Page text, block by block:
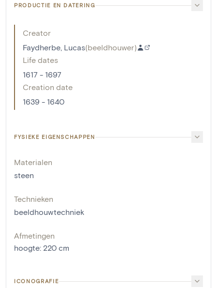
PRODUCTIE EN DATERING
Creator
Faydherbe, Lucas(beeldhouwer)
Life dates
1617 - 1697
Creation date
1639 - 1640
FYSIEKE EIGENSCHAPPEN
Materialen
steen
Technieken
beeldhouwtechniek
Afmetingen
hoogte: 220 cm
ICONOGRAFIE